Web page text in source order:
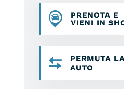
PRENOTA E
VIENI IN
PERMUTA
AUTO